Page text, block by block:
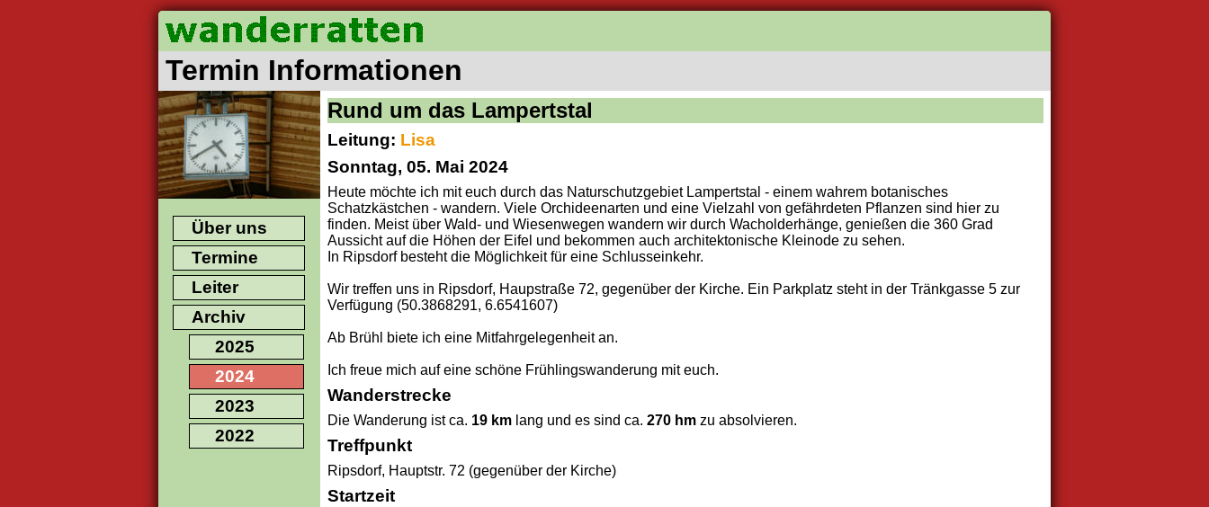
Termin Informationen
Über uns
Termine
Leiter
Archiv
2025
2024
2023
2022
Rund um das Lampertstal
Leitung: Lisa
Sonntag, 05. Mai 2024
Heute möchte ich mit euch durch das Naturschutzgebiet Lampertstal - einem wahrem botanisches
Schatzkästchen - wandern. Viele Orchideenarten und eine Vielzahl von gefährdeten Pflanzen sind hier zu
finden. Meist über Wald- und Wiesenwegen wandern wir durch Wacholderhänge, genießen die 360 Grad
Aussicht auf die Höhen der Eifel und bekommen auch architektonische Kleinode zu sehen.
In Ripsdorf besteht die Möglichkeit für eine Schlusseinkehr.
Wir treffen uns in Ripsdorf, Haupstraße 72, gegenüber der Kirche. Ein Parkplatz steht in der Tränkgasse 5 zur
Verfügung (50.3868291, 6.6541607)
Ab Brühl biete ich eine Mitfahrgelegenheit an.
Ich freue mich auf eine schöne Frühlingswanderung mit euch.
Wanderstrecke
Die Wanderung ist ca. 19 km lang und es sind ca. 270 hm zu absolvieren.
Treffpunkt
Ripsdorf, Hauptstr. 72 (gegenüber der Kirche)
Startzeit